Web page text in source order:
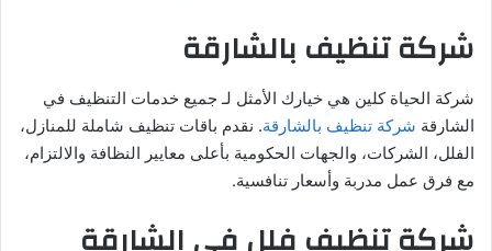
شركة تنظيف بالشارقة
شركة الحياة كلين هي خيارك الأمثل لـ جميع خدمات التنظيف في
الشارقة شركة تنظيف بالشارقة. نقدم باقات تنظيف شاملة للمنازل،
الفلل، الشركات، والجهات الحكومية بأعلى معايير النظافة والالتزام،
مع فرق عمل مدربة وأسعار تنافسية.